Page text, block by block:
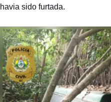
havia sido furtada.